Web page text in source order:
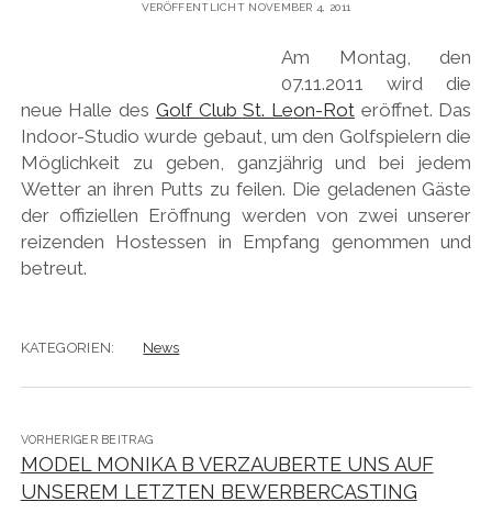
VERÖFFENTLICHT NOVEMBER 4, 2011
Am Montag, den
07.11.2011 wird die
neue Halle des Golf Club St. Leon-Roteröffnet. Das
Indoor-Studio wurde gebaut, um den Golfspielern die
Möglichkeit zu geben, ganzjährig und bei jedem
Wetter an ihren Putts zu feilen. Die geladenen Gäste
der offiziellen Eröffnung werden von zwei unserer
reizenden Hostessen in Empfang genommen und
betreut.
KATEGORIEN: News
VORHERIGER BEITRAG
MODEL MONIKA B VERZAUBERTE UNS AUF
UNSEREM LETZTEN BEWERBERCASTING